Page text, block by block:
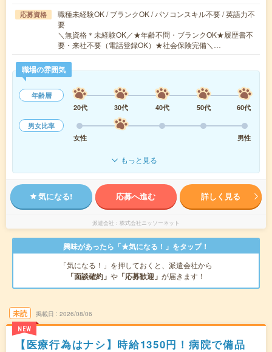
応募資格
職種未経験OK / ブランクOK / パソコンスキル不要 / 英語力不
要
＼無資格＊未経験OK／★年齢不問・ブランクOK★履歴書不
要・来社不要（電話登録OK）★社会保険完備＼…
職場の雰囲気
年齢層
20代
30代 40代 50代
60代
男女比率
女性
男性
もっと見る
気になる! 応募へ進む 詳しく見る
派遣会社 株式会社ニッソーネット
興味があったら「★気になる！」をタップ！
「気になる！」を押しておくと、派遣会社から
「面談確約」 や 「応募歓迎」 が届きます！
未読
NEW
掲載日 2026/08/06
【医療行為はナシ】時給1350円！病院で備品